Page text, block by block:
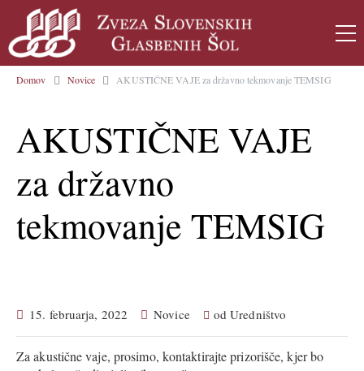
Domov Novice AKUSTIČNE VAJE za državno tekmovanje TEMSIG
AKUSTIČNE VAJE
za državno
tekmovanje TEMSIG
15. februarja, 2022 Novice odUredništvo
Za akustične vaje, prosimo, kontaktirajte prizorišče, kjer bo